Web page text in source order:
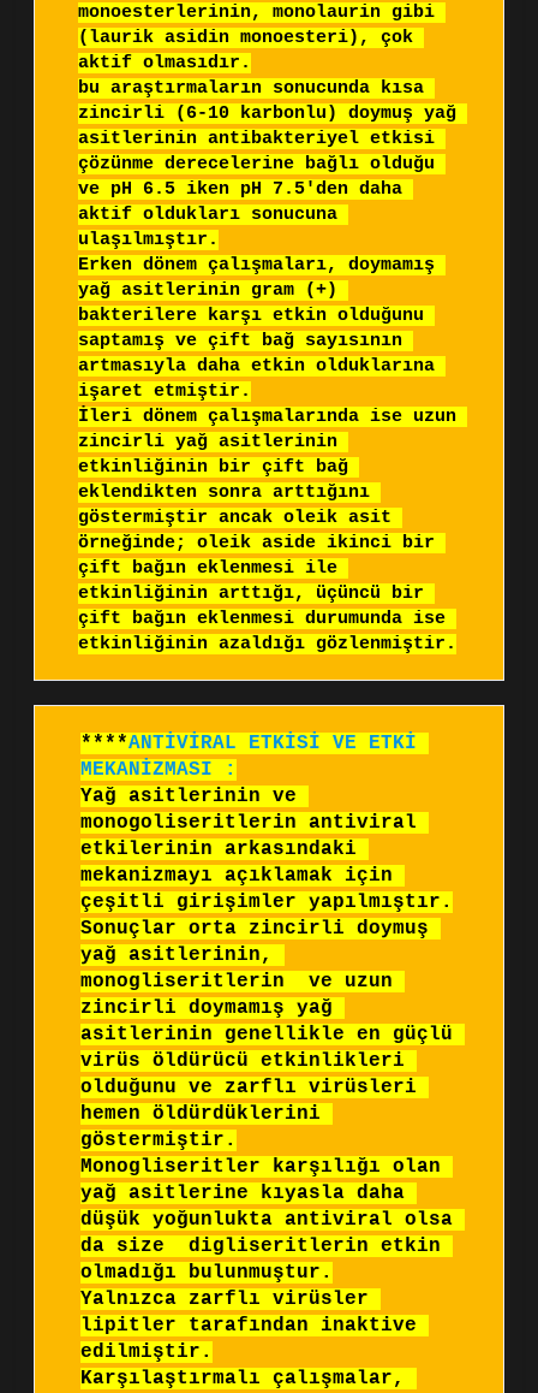
monoesterlerinin, monolaurin gibi
(laurik asidin monoesteri), çok
aktif olmasıdır.
bu araştırmaların sonucunda kısa
zincirli (6-10 karbonlu) doymuş yağ
asitlerinin antibakteriyel etkisi
çözünme derecelerine bağlı olduğu
ve pH 6.5 iken pH 7.5'den daha
aktif oldukları sonucuna
ulaşılmıştır.
Erken dönem çalışmaları, doymamış
yağ asitlerinin gram (+)
bakterilere karşı etkin olduğunu
saptamış ve çift bağ sayısının
artmasıyla daha etkin olduklarına
işaret etmiştir.
İleri dönem çalışmalarında ise uzun
zincirli yağ asitlerinin
etkinliğinin bir çift bağ
eklendikten sonra arttığını
göstermiştir ancak oleik asit
örneğinde; oleik aside ikinci bir
çift bağın eklenmesi ile
etkinliğinin arttığı, üçüncü bir
çift bağın eklenmesi durumunda ise
etkinliğinin azaldığı gözlenmiştir.
****ANTİVİRAL ETKİSİ VE ETKİ
MEKANİZMASI :
Yağ asitlerinin ve
monogoliseritlerin antiviral
etkilerinin arkasındaki
mekanizmayı açıklamak için
çeşitli girişimler yapılmıştır.
Sonuçlar orta zincirli doymuş
yağ asitlerinin,
monogliseritlerin  ve uzun
zincirli doymamış yağ
asitlerinin genellikle en güçlü
virüs öldürücü etkinlikleri
olduğunu ve zarflı virüsleri
hemen öldürdüklerini
göstermiştir.
Monogliseritler karşılığı olan
yağ asitlerine kıyasla daha
düşük yoğunlukta antiviral olsa
da size  digliseritlerin etkin
olmadığı bulunmuştur.
Yalnızca zarflı virüsler
lipitler tarafından inaktive
edilmiştir.
Karşılaştırmalı çalışmalar,